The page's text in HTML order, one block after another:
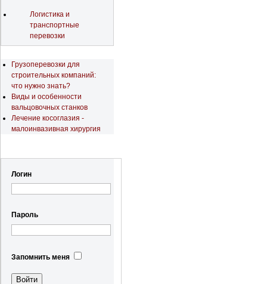
Логистика и
транспортные
перевозки
Грузоперевозки для
строительных компаний:
что нужно знать?
Виды и особенности
вальцовочных станков
Лечение косоглазия -
малоинвазивная хирургия
Логин
Пароль
Запомнить меня